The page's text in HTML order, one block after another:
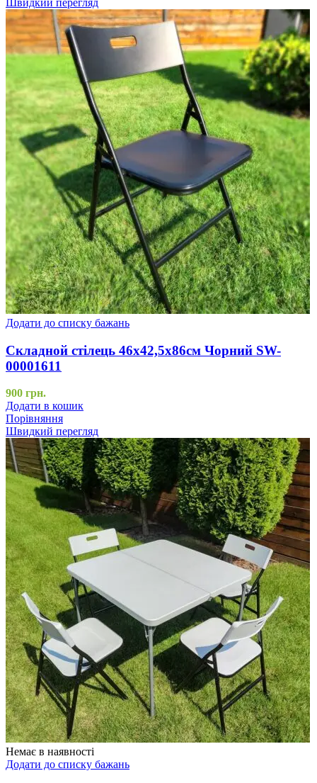
Додати до списку бажань
Складной стілець 46х42,5х86см Чорний SW-
00001611
900 грн.
Додати в кошик
Порівняння
Швидкий перегляд
Немає в наявності
Додати до списку бажань